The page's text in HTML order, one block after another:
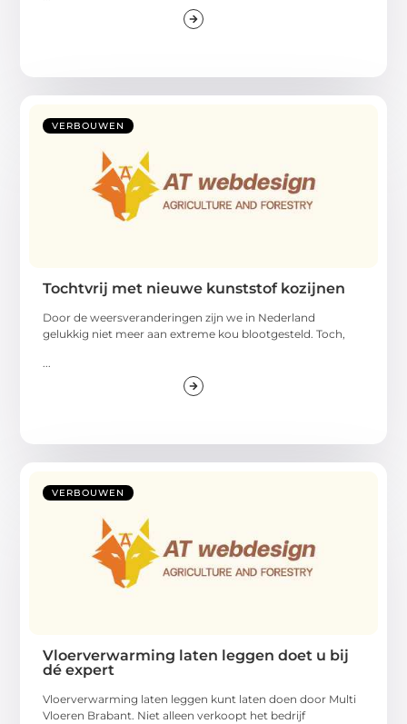
VERBOUWEN
Tochtvrij met nieuwe kunststof kozijnen
Door de weersveranderingen zijn we in Nederland
gelukkig niet meer aan extreme kou blootgesteld. Toch,
...
VERBOUWEN
Vloerverwarming laten leggen doet u bij
dé expert
Vloerverwarming laten leggen kunt laten doen door Multi
Vloeren Brabant. Niet alleen verkoopt het bedrijf